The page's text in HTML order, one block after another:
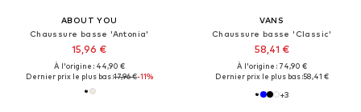
ABOUT YOU
Chaussure basse 'Antonia'
15,96 €
À l'origine : 44,90 €
Dernier prix le plus bas :17,96 €-11%
VANS
Chaussure basse 'Classic'
58,41 €
À l'origine : 74,90 €
Dernier prix le plus bas :58,41 €
+3